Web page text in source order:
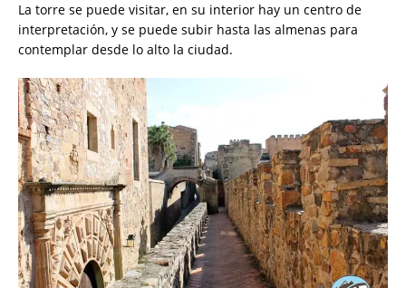
La torre se puede visitar, en su interior hay un centro de
interpretación, y se puede subir hasta las almenas para
contemplar desde lo alto la ciudad.